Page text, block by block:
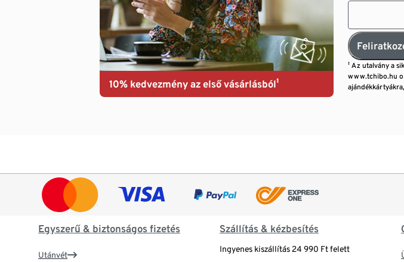
10% kedvezmény az első vásárlásból¹
¹ Az utalvány a
www.tchibo.hu
Egyszerű & biztonságos fizetés
Utánvét
Szállítás & kézbesítés
Ingyenes kiszállítás 24 990 Ft felett